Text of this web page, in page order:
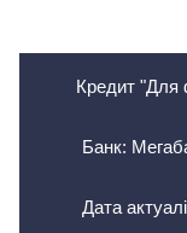
Кредит "Для
Банк:
Дата